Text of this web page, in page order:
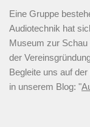
Eine Gruppe
Audiotechnik hat
Museum zur Schau
der
Begleite uns auf
in unserem Blog: "